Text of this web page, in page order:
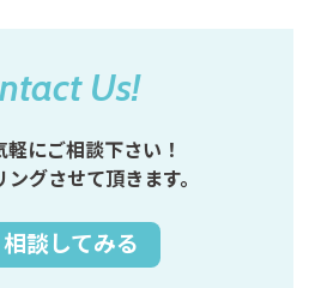
Us!
軽にご相談下さい！
グさせて頂きます。
相談してみる